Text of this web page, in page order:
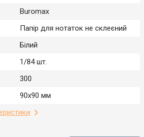
Buromax
Папір для нотаток не склеєний
Білий
1/84 шт.
300
90х90 мм